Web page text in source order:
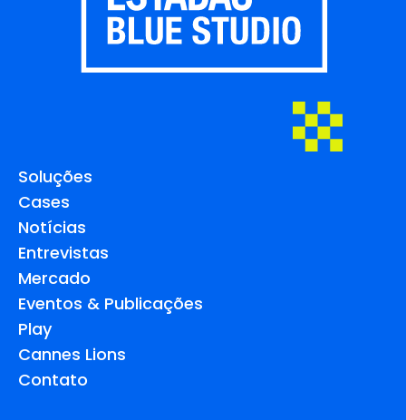
Soluções
Cases
Notícias
Entrevistas
Mercado
Eventos & Publicações
Play
Cannes Lions
Contato